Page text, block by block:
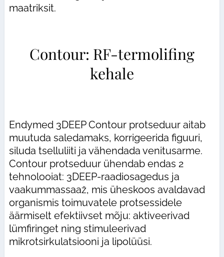
maatriksit.
Contour: RF-termolifing
kehale
Endymed 3DEEP Contour protseduur aitab
muutuda saledamaks, korrigeerida figuuri,
siluda tselluliiti ja vähendada venitusarme.
Contour protseduur ühendab endas 2
tehnolooiat: 3DEEP-raadiosagedus ja
vaakummassaaž, mis üheskoos avaldavad
organismis toimuvatele protsessidele
äärmiselt efektiivset mõju: aktiveerivad
lümfiringet ning stimuleerivad
mikrotsirkulatsiooni ja lipolüüsi.